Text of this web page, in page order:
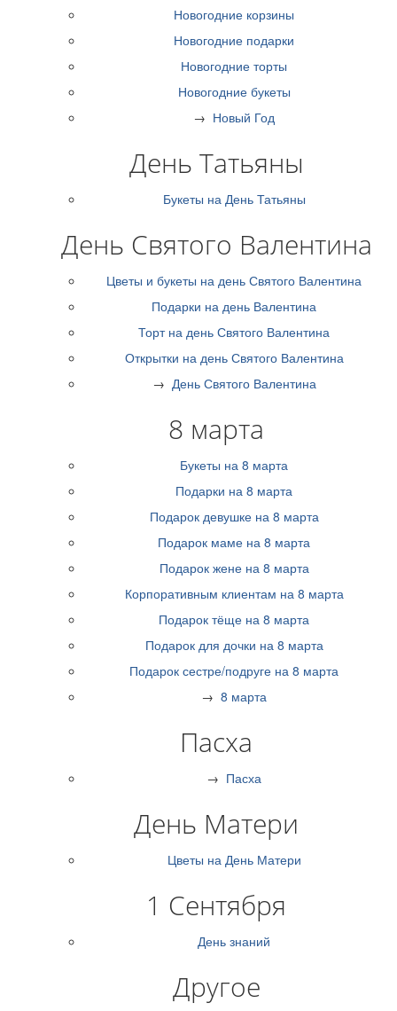
Новогодние корзины
Новогодние подарки
Новогодние торты
Новогодние букеты
→ Новый Год
День Татьяны
Букеты на День Татьяны
День Святого Валентина
Цветы и букеты на день Святого Валентина
Подарки на день Валентина
Торт на день Святого Валентина
Открытки на день Святого Валентина
→ День Святого Валентина
8 марта
Букеты на 8 марта
Подарки на 8 марта
Подарок девушке на 8 марта
Подарок маме на 8 марта
Подарок жене на 8 марта
Корпоративным клиентам на 8 марта
Подарок тёще на 8 марта
Подарок для дочки на 8 марта
Подарок сестре/подруге на 8 марта
→ 8 марта
Пасха
→ Пасха
День Матери
Цветы на День Матери
1 Сентября
День знаний
Другое